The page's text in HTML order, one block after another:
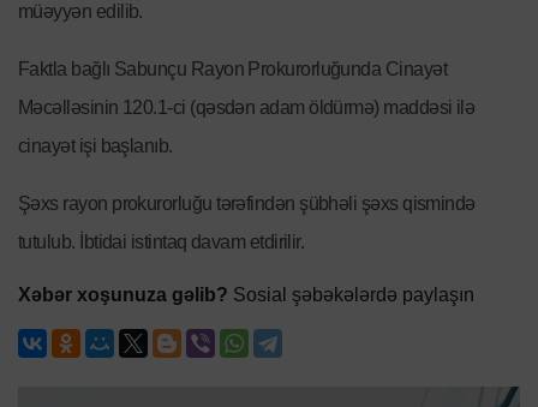
müəyyən edilib.
Faktla bağlı Sabunçu Rayon Prokurorluğunda Cinayət
Məcəlləsinin 120.1-ci (qəsdən adam öldürmə) maddəsi ilə
cinayət işi başlanıb.
Şəxs rayon prokurorluğu tərəfindən şübhəli şəxs qismində
tutulub. İbtidai istintaq davam etdirilir.
Xəbər xoşunuza gəlib? Sosial şəbəkələrdə paylaşın